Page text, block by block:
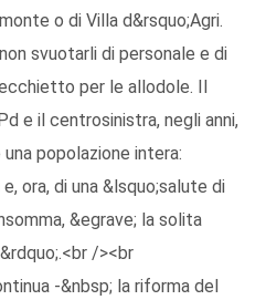
o di Villa d&rsquo;Agri.
svuotarli di personale e di
per le allodole. Il
e il centrosinistra, negli anni,
popolazione intera:
ora, di una &lsquo;salute di
&egrave; la solita
/><br
-&nbsp; la riforma del